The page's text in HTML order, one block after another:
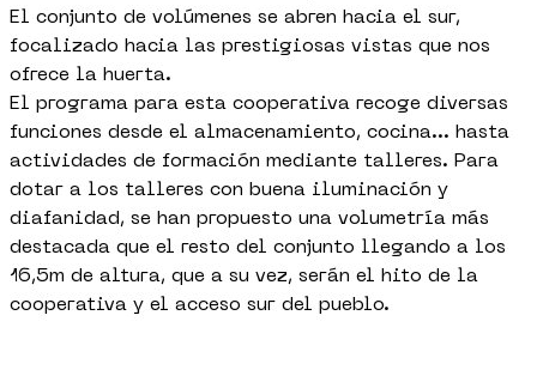
El conjunto de volúmenes se abren hacia el sur,
focalizado hacia las prestigiosas vistas que nos
ofrece la huerta.
El programa para esta cooperativa recoge diversas
funciones desde el almacenamiento, cocina... hasta
actividades de formación mediante talleres. Para
dotar a los talleres con buena iluminación y
diafanidad, se han propuesto una volumetría más
destacada que el resto del conjunto llegando a los
16,5m de altura, que a su vez, serán el hito de la
cooperativa y el acceso sur del pueblo.